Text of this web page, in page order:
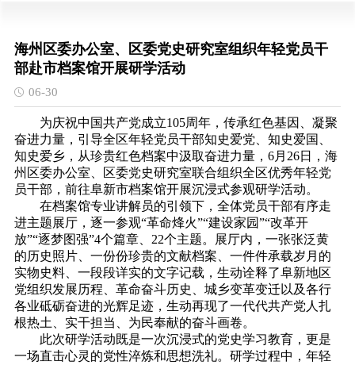
海州区委办公室、区委党史研究室组织年轻党员干
部赴市档案馆开展研学活动
06-30
为庆祝中国共产党成立105周年，传承红色基因、凝聚
奋进力量，引导全区年轻党员干部知史爱党、知史爱国、
知史爱乡，从珍贵红色档案中汲取奋进力量，6月26日，海
州区委办公室、区委党史研究室联合组织全区优秀年轻党
员干部，前往阜新市档案馆开展沉浸式参观研学活动。
在档案馆专业讲解员的引领下，全体党员干部有序走
进主题展厅，逐一参观“革命烽火”“建设家园”“改革开
放”“逐梦图强”4个篇章、22个主题。展厅内，一张张泛黄
的历史照片、一份份珍贵的文献档案、一件件承载岁月的
实物史料、一段段详实的文字记载，生动诠释了阜新地区
党组织发展历程、革命奋斗历史、城乡变革变迁以及各行
各业砥砺奋进的光辉足迹，生动再现了一代代共产党人扎
根热土、实干担当、为民奉献的奋斗画卷。
此次研学活动既是一次沉浸式的党史学习教育，更是
一场直击心灵的党性淬炼和思想洗礼。研学过程中，年轻